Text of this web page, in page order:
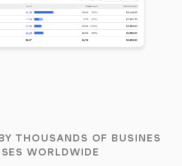
THOUSANDS OF BUSINES
SES WORLDWIDE